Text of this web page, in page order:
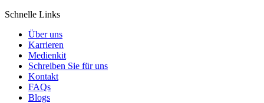
Schnelle Links
Über uns
Karrieren
Medienkit
Schreiben Sie für uns
Kontakt
FAQs
Blogs